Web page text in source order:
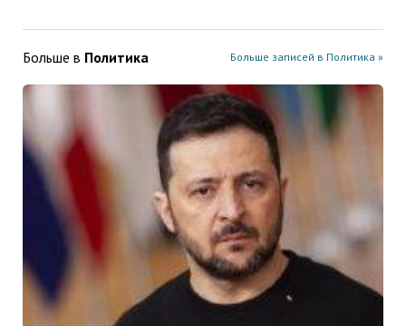
Больше в Политика Больше записей в Политика »